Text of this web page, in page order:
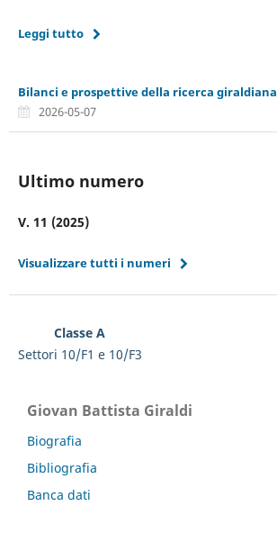
Leggi tutto
Bilanci e prospettive della ricerca giraldiana
2026-05-07
Ultimo numero
V. 11 (2025)
Visualizzare tutti i numeri
Classe A
Settori 10/F1 e 10/F3
Giovan Battista Giraldi
Biografia
Bibliografia
Banca dati